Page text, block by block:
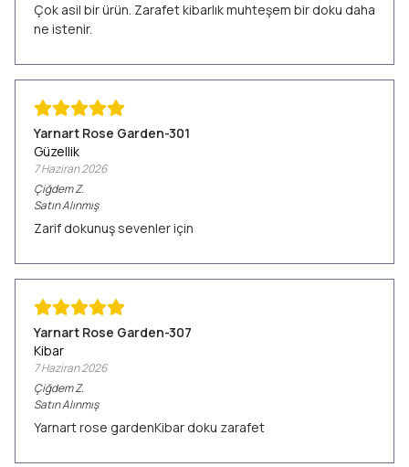
Çok asil bir ürün. Zarafet kibarlık muhteşem bir doku daha
ne istenir.
Yarnart Rose Garden-301
Güzellik
7 Haziran 2026
ÇiğdemZ.
Satın Alınmış
Zarif dokunuş sevenler için
Yarnart Rose Garden-307
Kibar
7 Haziran 2026
ÇiğdemZ.
Satın Alınmış
Yarnart rose gardenKibar doku zarafet